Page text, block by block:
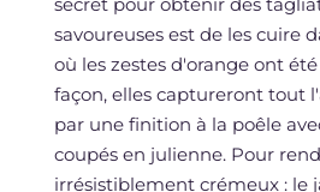
savoureuses est de les cuire
où les zestes d'orange ont
façon, elles captureront tout
par une finition à la poêle
coupés en julienne. Pour
irrésistiblement crémeux :